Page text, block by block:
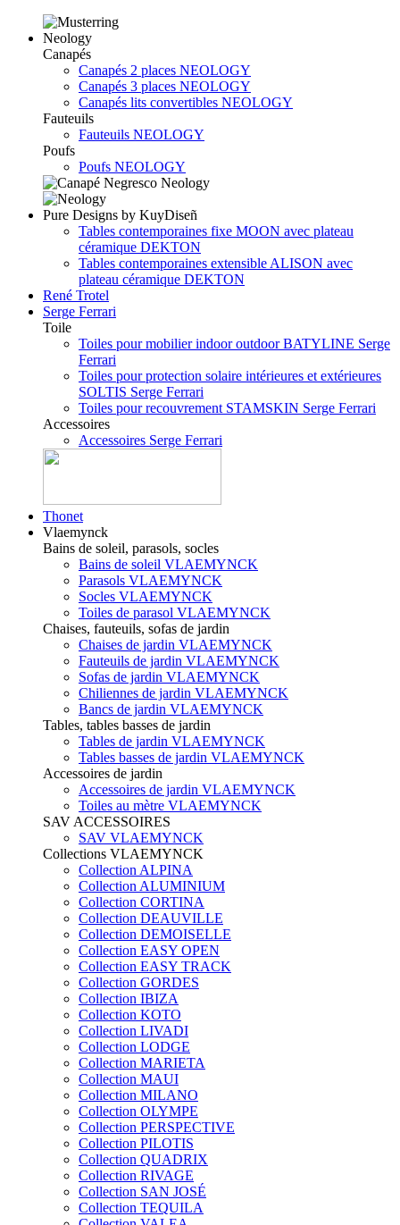
Neology
Canapés
Canapés 2 places NEOLOGY
Canapés 3 places NEOLOGY
Canapés lits convertibles NEOLOGY
Fauteuils
Fauteuils NEOLOGY
Poufs
Poufs NEOLOGY
Pure Designs by KuyDiseñ
Tables contemporaines fixe MOON avec plateau
céramique DEKTON
Tables contemporaines extensible ALISON avec
plateau céramique DEKTON
René Trotel
Serge Ferrari
Toile
Toiles pour mobilier indoor outdoor BATYLINE Serge
Ferrari
Toiles pour protection solaire intérieures et extérieures
SOLTIS Serge Ferrari
Toiles pour recouvrement STAMSKIN Serge Ferrari
Accessoires
Accessoires Serge Ferrari
Thonet
Vlaemynck
Bains de soleil, parasols, socles
Bains de soleil VLAEMYNCK
Parasols VLAEMYNCK
Socles VLAEMYNCK
Toiles de parasol VLAEMYNCK
Chaises, fauteuils, sofas de jardin
Chaises de jardin VLAEMYNCK
Fauteuils de jardin VLAEMYNCK
Sofas de jardin VLAEMYNCK
Chiliennes de jardin VLAEMYNCK
Bancs de jardin VLAEMYNCK
Tables, tables basses de jardin
Tables de jardin VLAEMYNCK
Tables basses de jardin VLAEMYNCK
Accessoires de jardin
Accessoires de jardin VLAEMYNCK
Toiles au mètre VLAEMYNCK
SAV ACCESSOIRES
SAV VLAEMYNCK
Collections VLAEMYNCK
Collection ALPINA
Collection ALUMINIUM
Collection CORTINA
Collection DEAUVILLE
Collection DEMOISELLE
Collection EASY OPEN
Collection EASY TRACK
Collection GORDES
Collection IBIZA
Collection KOTO
Collection LIVADI
Collection LODGE
Collection MARIETA
Collection MAUI
Collection MILANO
Collection OLYMPE
Collection PERSPECTIVE
Collection PILOTIS
Collection QUADRIX
Collection RIVAGE
Collection SAN JOSÉ
Collection TEQUILA